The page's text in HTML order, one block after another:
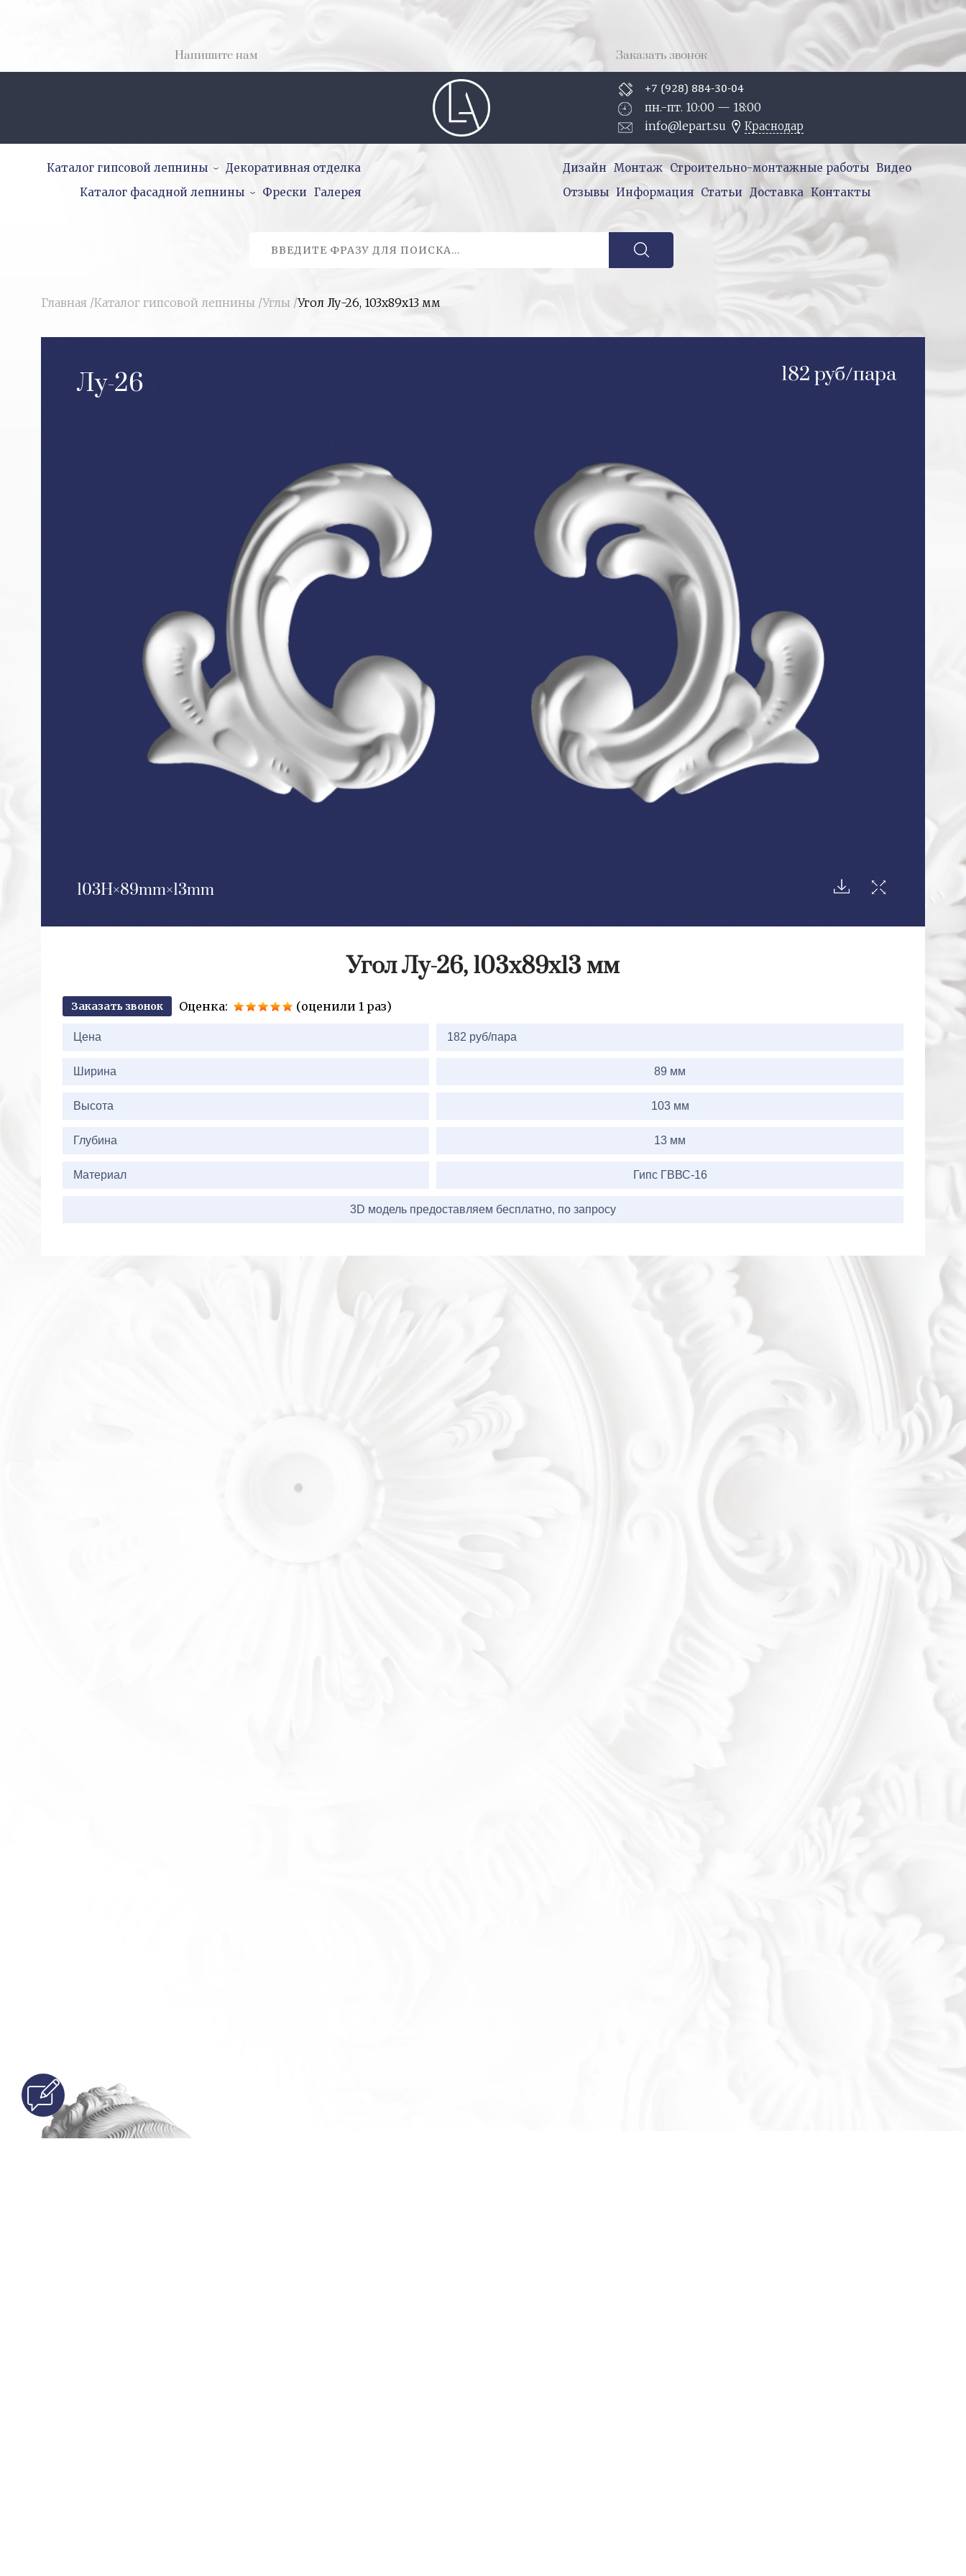
Напишите нам Заказать звонок
+7 (928) 884-30-04
пн.-пт. 10:00 — 18:00
info@lepart.su
Краснодар
Каталог гипсовой лепнины
Декоративная отделка
Каталог фасадной лепнины
Фрески Галерея
Дизайн Монтаж Строительно-монтажные работы Видео
Отзывы Информация Статьи Доставка Контакты
Главная /Каталог гипсовой лепнины /Углы /Угол Лу-26, 103х89х13 мм
Лу-26 182 руб/пара
103H 89mm 13mm
Угол Лу-26, 103х89х13 мм
Заказать звонок
Оценка:
(оценили 1 раз)
Цена 182 руб/пара
Ширина 89 мм
Высота 103 мм
Глубина 13 мм
Материал Гипс ГВВС-16
3D модель предоставляем бесплатно, по запросу